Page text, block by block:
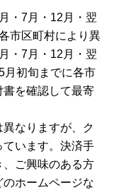
・7月・12月・翌
市区町村により異
・7月・12月・翌
月初旬までに各市
を確認して最寄
なりますが、ク
ています。決済手
ご興味のある方
ホームページな